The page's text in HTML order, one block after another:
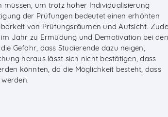
um trotz hoher Individualisierung
der Prüfungen bedeutet einen erhöhten
von Prüfungsräumen und Aufsicht.
Jahr zu Ermüdung und Demotivation bei den
Gefahr, dass Studierende dazu neigen,
heraus lässt sich nicht bestätigen, dass
könnten, da die Möglichkeit besteht, dass